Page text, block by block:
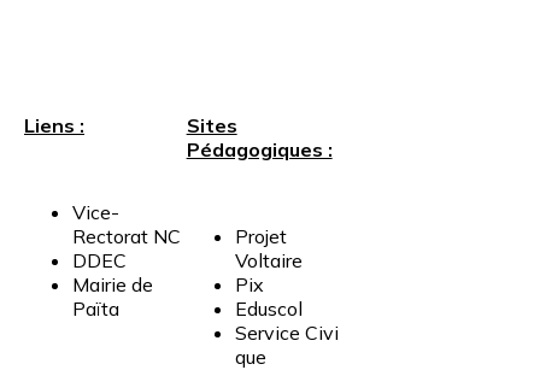
Liens :
Vice-
Rectorat NC
DDEC
Mairie de
Païta
Sites
Pédagogiques :
Projet
Voltaire
Pix
Eduscol
Service Civi
que